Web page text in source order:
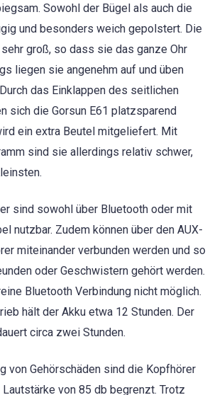
Sowohl der Bügel als auch die
und besonders weich gepolstert. Die
groß, so dass sie das ganze Ohr
liegen sie angenehm auf und üben
das Einklappen des seitlichen
sich die Gorsun E61 platzsparend
ein extra Beutel mitgeliefert. Mit
sind sie allerdings relativ schwer,
sind sowohl über Bluetooth oder mit
nutzbar. Zudem können über den AUX-
miteinander verbunden werden und so
oder Geschwistern gehört werden.
Bluetooth Verbindung nicht möglich.
hält der Akku etwa 12 Stunden. Der
circa zwei Stunden.
von Gehörschäden sind die Kopfhörer
von 85 db begrenzt. Trotz